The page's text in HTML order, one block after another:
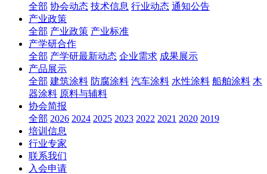
全部 协会动态 技术信息 行业动态 通知公告
产业政策
全部 产业政策 产业标准
产学研合作
全部 产学研最新动态 企业需求 成果展示
产品展示
全部 建筑涂料 防腐涂料 汽车涂料 水性涂料 船舶涂料 木
器涂料 原料与辅料
协会简报
全部 2026 2024 2025 2023 2022 2021 2020 2019
培训信息
行业专家
联系我们
入会申请